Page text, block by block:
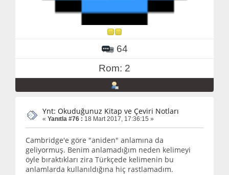
64
Rom: 2
Ynt: Okuduğunuz Kitap ve Çeviri Notları
« Yanıtla #76 : 18 Mart 2017, 17:36:15 »
Cambridge'e göre "aniden" anlamına da
geliyormuş. Benim anlamadığım neden kelimeyi
öyle bıraktıkları zira Türkçede kelimenin bu
anlamlarda kullanıldığına hiç rastlamadım.